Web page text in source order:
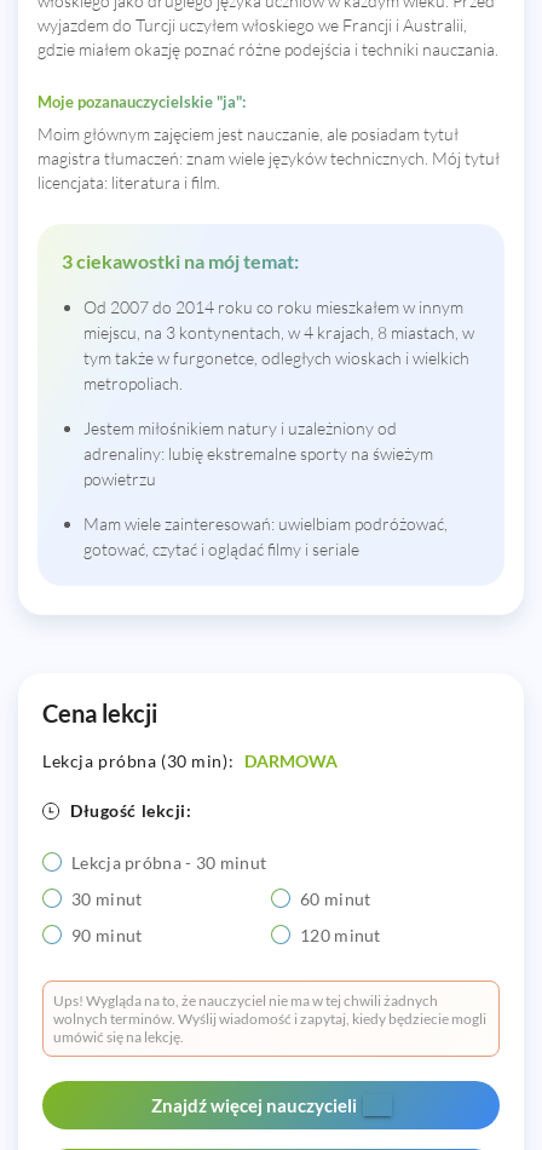
wyjazdem do Turcji uczyłem włoskiego we Francji i Australii,
gdzie miałem okazję poznać różne podejścia i techniki nauczania.
Moje pozanauczycielskie "ja":
Moim głównym zajęciem jest nauczanie, ale posiadam tytuł
magistra tłumaczeń: znam wiele języków technicznych. Mój tytuł
licencjata: literatura i film.
3 ciekawostki na mój temat:
Od 2007 do 2014 roku co roku mieszkałem w innym
miejscu, na 3 kontynentach, w 4 krajach, 8 miastach, w
tym także w furgonetce, odległych wioskach i wielkich
metropoliach.
Jestem miłośnikiem natury i uzależniony od
adrenaliny: lubię ekstremalne sporty na świeżym
powietrzu
Mam wiele zainteresowań: uwielbiam podróżować,
gotować, czytać i oglądać filmy i seriale
Cena lekcji
Lekcja próbna (30 min): DARMOWA
Długość lekcji:
Lekcja próbna - 30 minut
30 minut
60 minut
90 minut
120 minut
Ups! Wygląda na to, że nauczyciel nie ma w tej chwili żadnych
wolnych terminów. Wyślij wiadomość i zapytaj, kiedy będziecie mogli
umówić się na lekcję.
Znajdź więcej nauczycieli